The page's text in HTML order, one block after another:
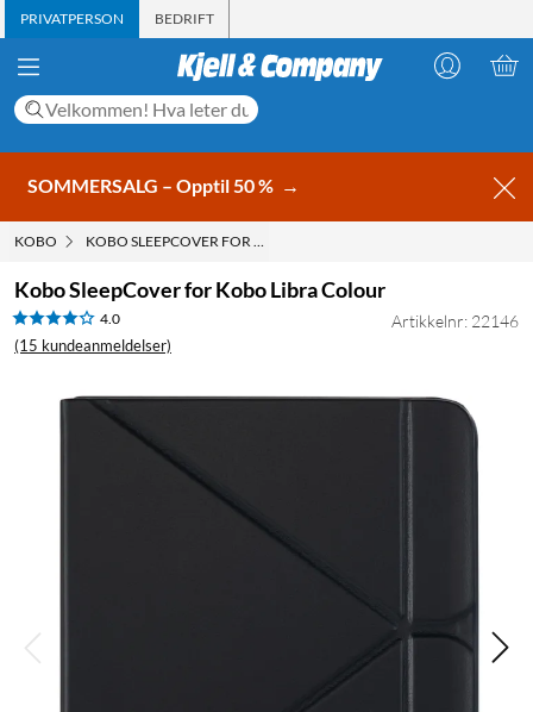
PRIVATPERSON BEDRIFT
SOMMERSALG – Opptil 50 % →
KOBO KOBO SLEEPCOVER FOR KOBO LIBRA COLOUR
Kobo SleepCover for Kobo Libra Colour
4.0
(15 kundeanmeldelser)
Artikkelnr: 22146